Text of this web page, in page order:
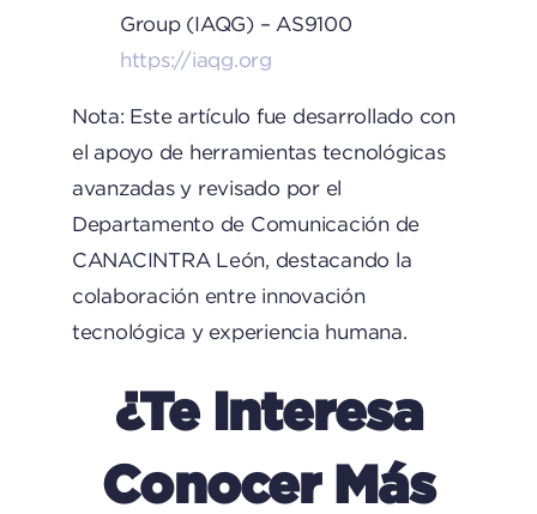
Group (IAQG) – AS9100
https://iaqg.org
Nota: Este artículo fue desarrollado con
el apoyo de herramientas tecnológicas
avanzadas y revisado por el
Departamento de Comunicación de
CANACINTRA León, destacando la
colaboración entre innovación
tecnológica y experiencia humana.
¿Te Interesa
Conocer Más